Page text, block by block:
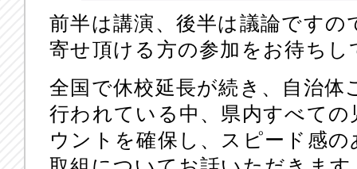
前半は講演、後半は議論ですの
寄せ頂ける方の参加をお待ち
全国で休校延長が続き、自治
行われている中、県内すべて
ウントを確保し、スピード感